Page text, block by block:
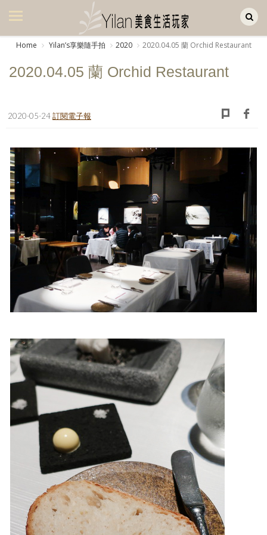
美食集
生活風
書房集
餐桌週記
享樂隨手拍
影音區
歷史區
關於Yilan
個人著作
活動實況記錄
媒體報導一覽
合作與代言
訂閱電子報
Home Yilanʼs享樂隨手拍 2020 2020.04.05 蘭 Orchid Restaurant
2020.04.05 蘭 Orchid Restaurant
2020-05-24訂閱電子報